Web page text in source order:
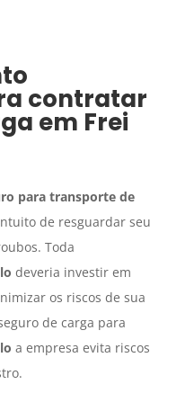
contratar
em Frei
para transporte de
de resguardar seu
Toda
deveria investir em
os riscos de sua
de carga para
a empresa evita riscos